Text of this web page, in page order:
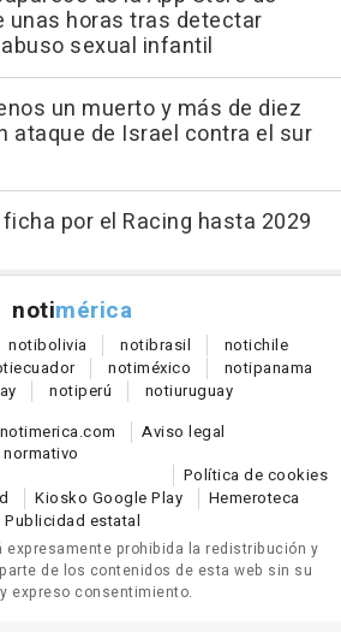
unas horas tras detectar
sexual infantil
un muerto y más de diez
ataque de Israel contra el sur
por el Racing hasta 2029
notimérica
notibolivia notibrasil notichile
ecuador notiméxico notipanama
notiperú notiuruguay
Aviso legal
Política de cookies
Kiosko Google Play
Hemeroteca
Publicidad estatal
expresamente prohibida la redistribución y
de los contenidos de esta web sin su
expreso consentimiento.